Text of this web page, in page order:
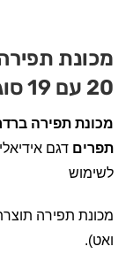
20 עם 19 סוגי תפרים
תפריםדגם
לשימוש
מכונת תפירה
ואט).